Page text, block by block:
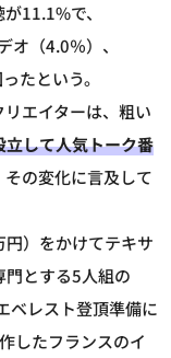
11.1%で、
（4.0％）、
たという。
エイターは、粗い
立して人気トーク番
その変化に言及して
）をかけてテキサ
門とする5人組の
ベレスト登頂準備に
したフランスのイ